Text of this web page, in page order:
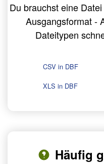
Du brauchst eine
Ausgangsformat -
Dateitypen
CSV in DBF
XLS in DBF
Häufig